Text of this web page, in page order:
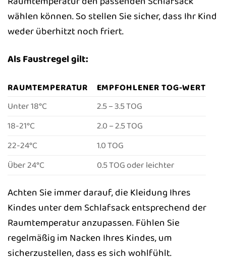
wählen können. So stellen Sie sicher, dass Ihr Kind
weder überhitzt noch friert.
Als Faustregel gilt:
RAUMTEMPERATUR
EMPFOHLENER TOG-WERT
Unter 18°C
2.5 – 3.5 TOG
18-21°C
2.0 – 2.5 TOG
22-24°C
1.0 TOG
Über 24°C
0.5 TOG oder leichter
Achten Sie immer darauf, die Kleidung Ihres
Kindes unter dem Schlafsack entsprechend der
Raumtemperatur anzupassen. Fühlen Sie
regelmäßig im Nacken Ihres Kindes, um
sicherzustellen, dass es sich wohlfühlt.